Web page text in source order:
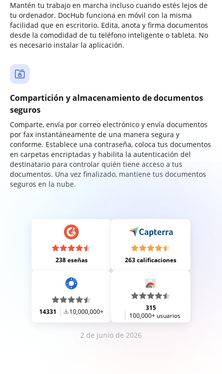
Mantén tu trabajo en marcha incluso cuando estés lejos de
tu ordenador. DocHub funciona en móvil con la misma
facilidad que en escritorio. Edita, anota y firma documentos
desde la comodidad de tu teléfono inteligente o tableta. No
es necesario instalar la aplicación.
Compartición y almacenamiento de documentos
seguros
Comparte, envía por correo electrónico y envía documentos
por fax instantáneamente de una manera segura y
conforme. Establece una contraseña, coloca tus documentos
en carpetas encriptadas y habilita la autenticación del
destinatario para controlar quién tiene acceso a tus
documentos. Una vez finalizado, mantiene tus documentos
seguros en la nube.
238 eseñas 263 calificaciones
14331 10,000,000+
315
100,000+ usuarios
2 de junio de 2026